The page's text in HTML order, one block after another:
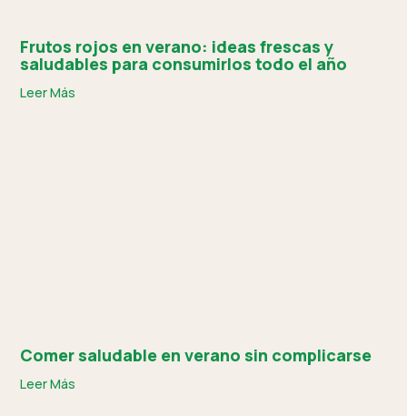
Frutos rojos en verano: ideas frescas y
saludables para consumirlos todo el año
Leer Más
Comer saludable en verano sin complicarse
Leer Más